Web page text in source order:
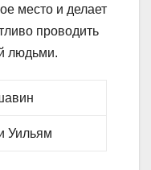
место и делает
проводить
людьми.
Уильям